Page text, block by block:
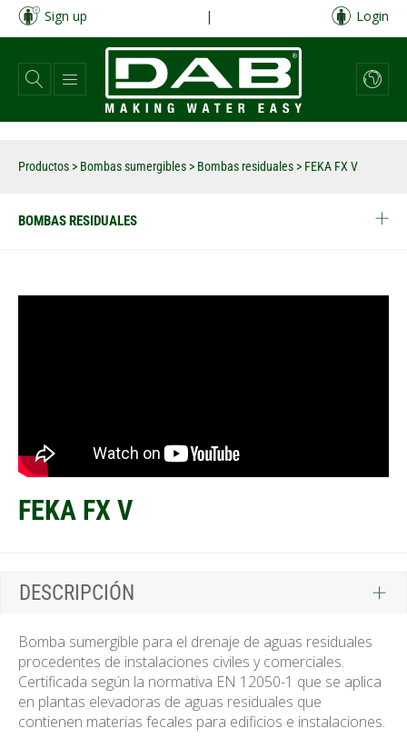
Pasar
contenido
principal
Sign up | Login
Productos > Bombas sumergibles > Bombas residuales > FEKA FX V
BOMBAS RESIDUALES
FEKA FX V
DESCRIPCIÓN
Bomba sumergible para el drenaje de aguas residuales
procedentes de instalaciones civiles y comerciales.
Certificada según la normativa EN 12050-1 que se aplica
en plantas elevadoras de aguas residuales que
contienen materias fecales para edificios e instalaciones.